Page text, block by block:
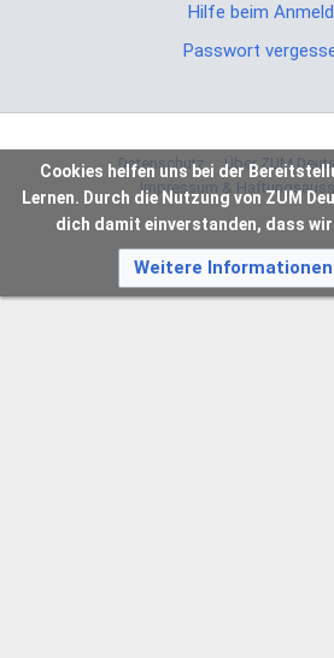
Hilfe beim
Passwort
Datenschutz
Über ZUM
Impressum &
Cookies helfen uns bei der
Lernen. Durch die Nutzung von ZUM
dich damit einverstanden, dass
Weitere Informationen